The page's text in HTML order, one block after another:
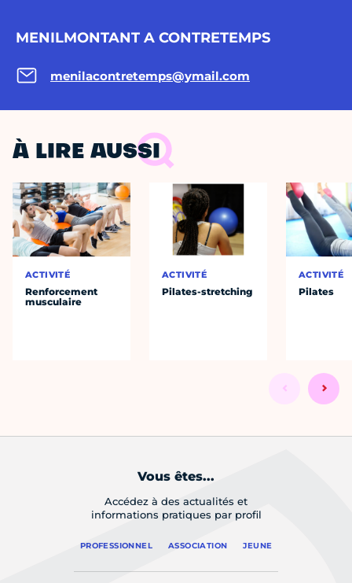
MENILMONTANT A CONTRETEMPS
menilacontretemps@ymail.com
À LIRE AUSSI
ACTIVITÉ
Renforcement
musculaire
ACTIVITÉ
Pilates-stretching
ACTIVITÉ
Pilates
Vous êtes...
Accédez à des actualités et
informations pratiques par profil
PROFESSIONNEL ASSOCIATION JEUNE